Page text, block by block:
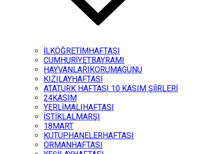
İLKÖĞRETİMHAFTASI
CUMHURİYETBAYRAMI
HAYVANLARIKORUMAGÜNÜ
KIZILAYHAFTASI
ATATÜRK HAFTASI 10 KASIM ŞİİRLERİ
24KASIM
YERLİMALIHAFTASI
İSTİKLALMARŞI
18MART
KÜTÜPHANELERHAFTASI
ORMANHAFTASI